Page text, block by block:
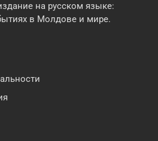
на русском языке:
в Молдове и мире.